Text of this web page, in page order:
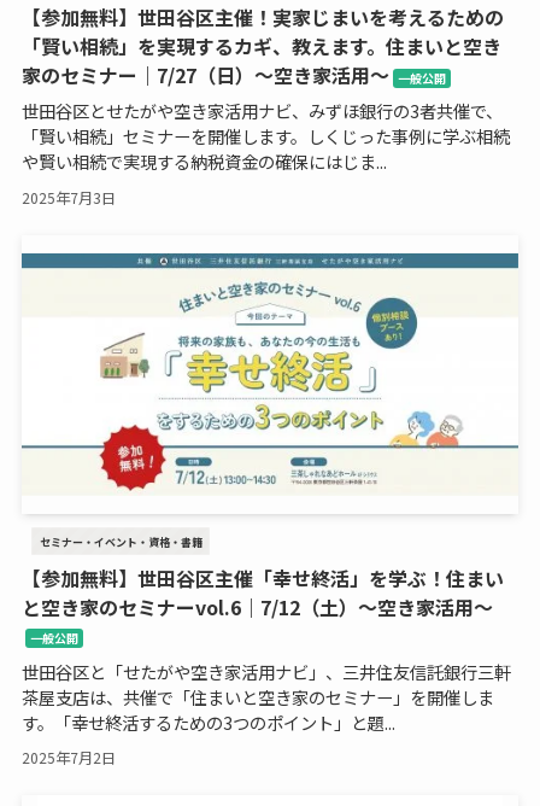
【参加無料】世田谷区主催！実家じまいを考えるための
「賢い相続」を実現するカギ、教えます。住まいと空き
家のセミナー｜7/27（日）～空き家活用～ 一般公開
世田谷区とせたがや空き家活用ナビ、みずほ銀行の3者共催で、
「賢い相続」セミナーを開催します。しくじった事例に学ぶ相続
や賢い相続で実現する納税資金の確保にはじま...
2025年7月3日
セミナー・イベント・資格・書籍
【参加無料】世田谷区主催「幸せ終活」を学ぶ！住まい
と空き家のセミナーvol.6｜7/12（土）～空き家活用～
一般公開
世田谷区と「せたがや空き家活用ナビ」、三井住友信託銀行三軒
茶屋支店は、共催で「住まいと空き家のセミナー」を開催しま
す。「幸せ終活するための3つのポイント」と題...
2025年7月2日